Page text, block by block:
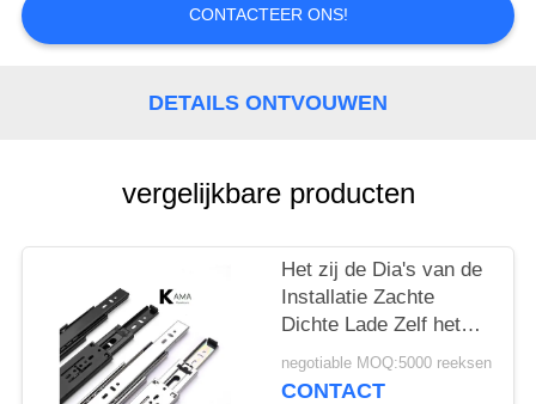
PRIVACY
CONTACTEER ONS!
DETAILS ONTVOUWEN
vergelijkbare producten
Het zij de Dia's van de
Installatie Zachte
Dichte Lade Zelf het
Sluiten 25000 Keer
Cirkelen
negotiable MOQ:5000 reeksen
CONTACT